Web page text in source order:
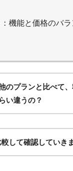
：機能と価格のバ
のプランと比べて
らい違うの？
較して確認していき